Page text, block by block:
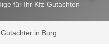
für Ihr Kfz-Gutachten
Gutachter in Burg